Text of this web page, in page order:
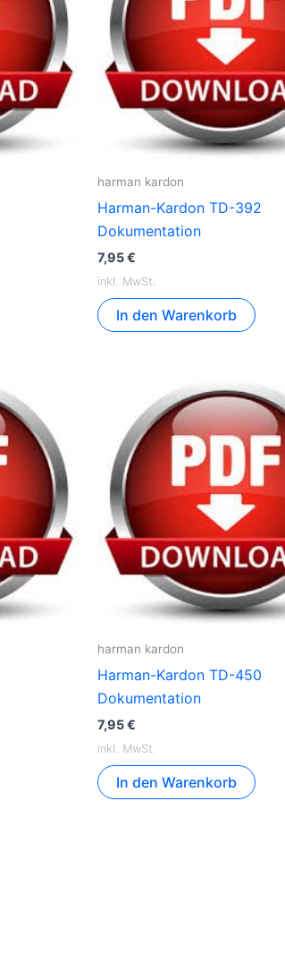
harman kardon
Harman-Kardon TD-392
Dokumentation
7,95€
inkl. MwSt.
In den Warenkorb
harman kardon
Harman-Kardon TD-450
Dokumentation
7,95€
inkl. MwSt.
In den Warenkorb